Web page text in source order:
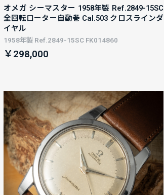
オメガ シーマスター 1958年製 Ref.2849-15SC
全回転ローター自動巻 Cal.503 クロスラインダ
イヤル
1958年製 Ref.2849-15SC FK014860
￥298,000